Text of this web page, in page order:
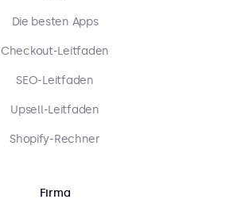
Die besten Apps
Checkout-Leitfaden
SEO-Leitfaden
Upsell-Leitfaden
Shopify-Rechner
Firma